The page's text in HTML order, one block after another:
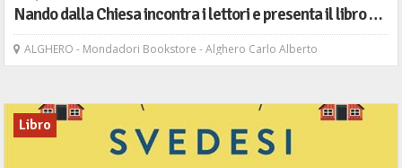
Nando dalla Chiesa incontra i lettori e presenta il libro "La ragazza di vicolo Pandolfini" - San Paolo
ALGHERO - Mondadori Bookstore - Alghero Carlo Alberto
Libro